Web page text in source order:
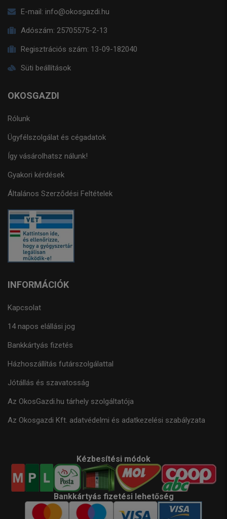
E-mail: info@okosgazdi.hu
Adószám: 25705575-2-13
Regisztrációs szám: 13-09-182040
Süti beállítások
OKOSGAZDI
Rólunk
Ügyfélszolgálat és cégadatok
Így vásárolhatsz nálunk!
Gyakori kérdések
Általános Szerződési Feltételek
INFORMÁCIÓK
Kapcsolat
14 napos elállási jog
Bankkártyás fizetés
Házhoszállítás futárszolgálattal
Jótállás és szavatosság
Az OkosGazdi.hu tárhely szolgáltatója
Az Okosgazdi Kft. adatvédelmi és adatkezelési szabályzata
Kézbesítési módok
Bankkártyás fizetési lehetőség